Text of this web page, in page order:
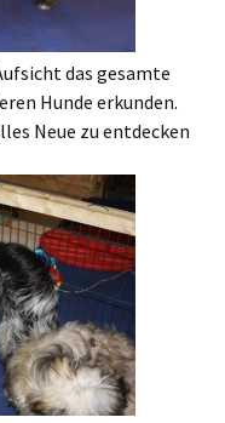
das gesamte
Hunde erkunden.
Neue zu entdecken